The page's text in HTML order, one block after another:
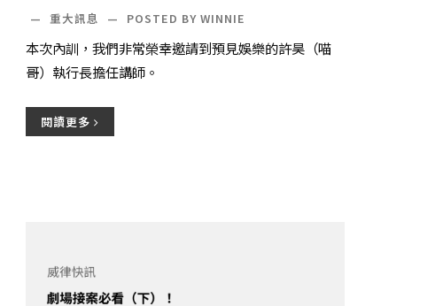
— 重大訊息 — POSTED BY WINNIE
本次內訓，我們非常榮幸邀請到預見娛樂的許昊（喵
哥）執行長擔任講師。
閱讀更多